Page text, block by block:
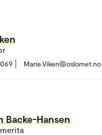
Marie.Viken@oslomet.no
Backe-Hansen